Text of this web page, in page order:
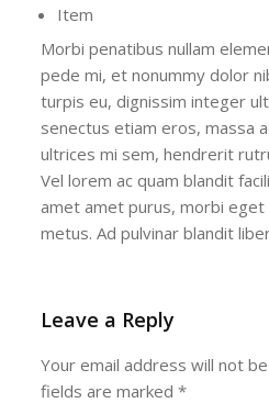
Item
Morbi penatibus nullam
pede mi, et nonummy dolor
turpis eu, dignissim integer
senectus etiam eros, massa
ultrices mi sem, hendrerit
Vel lorem ac quam blandit
amet amet purus, morbi eget
metus. Ad pulvinar blandit
Leave a Reply
Your email address will not
fields are marked*